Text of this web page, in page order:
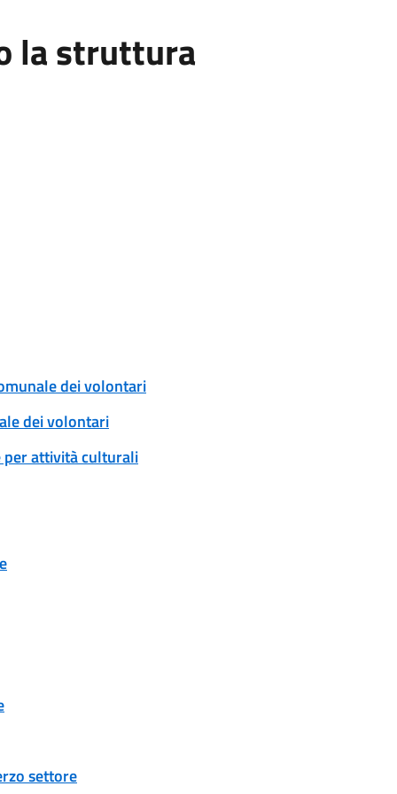
la struttura
dei volontari
dei volontari
per attività culturali
settore